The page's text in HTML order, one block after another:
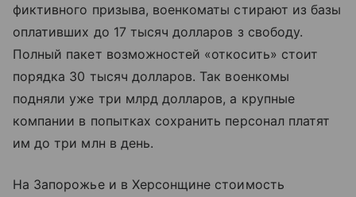
фиктивного призыва, военкоматы стирают из базы
оплативших до 17 тысяч долларов з свободу.
Полный пакет возможностей «откосить» стоит
порядка 30 тысяч долларов. Так военкомы
подняли уже три млрд долларов, а крупные
компании в попытках сохранить персонал платят
им до три млн в день.
На Запорожье и в Херсонщине стоимость